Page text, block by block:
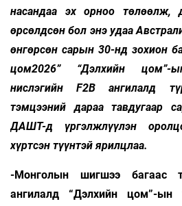
насандаа эх орноо төлөөлж,
өрсөлдсөн бол энэ удаа
өнгөрсөн сарын 30-нд зохион
цом2026” “Дэлхийн цом”-
нислэгийн F2B ангилалд
тэмцээний дараа тавдугаар
ДАШТ-д үргэлжлүүлэн
хүртсэн түүнтэй ярилцлаа.
-Монголын шигшээ багаас
ангилалд “Дэлхийн цом”-ын